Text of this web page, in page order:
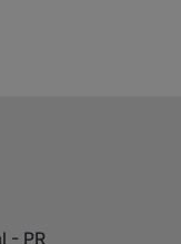
- PR